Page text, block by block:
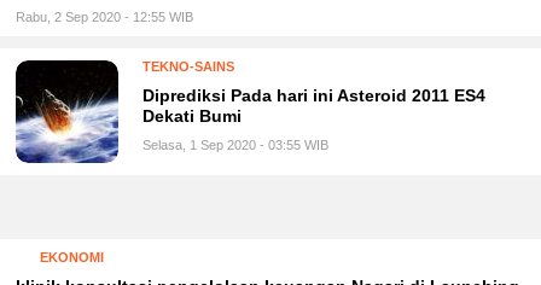
Rabu, 2 Sep 2020 - 12:55 WIB
TEKNO-SAINS
Diprediksi Pada hari ini Asteroid 2011 ES4
Dekati Bumi
Selasa, 1 Sep 2020 - 03:55 WIB
EKONOMI